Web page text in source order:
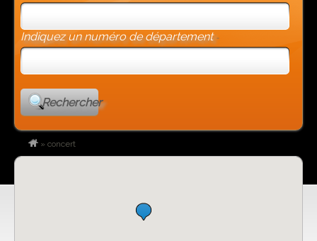
Indiquez un numéro de département -
Rechercher
» concert